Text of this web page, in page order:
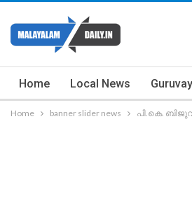
Home Local News
Home banner slider news പി.കെ.